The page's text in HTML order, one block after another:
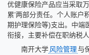
优健康保险产品应当采取
累’两部分责任。个人账户
期护理保险等)支出。中端
衔接，主要补偿在职纳税
南开大学风险管理与